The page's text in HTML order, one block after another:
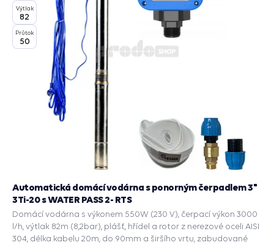
Výtlak
82
Průtok
50
Automatická domácí vodárna s ponorným čerpadlem 3"
3Ti-20 s WATER PASS 2- RTS
Domácí vodárna s výkonem 550W (230 V), čerpací výkon 3000
l/h, výtlak 82m (8,2bar), plášť, hřídel a rotor z nerezové oceli AISI
304, délka kabelu 20m, do 90mm a širšího vrtu, zabudované